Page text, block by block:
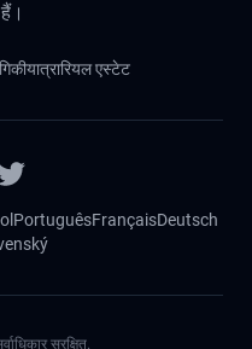
यात्रारियल एस्टेट
PortuguêsFrançaisDeutsch
सुरक्षित.